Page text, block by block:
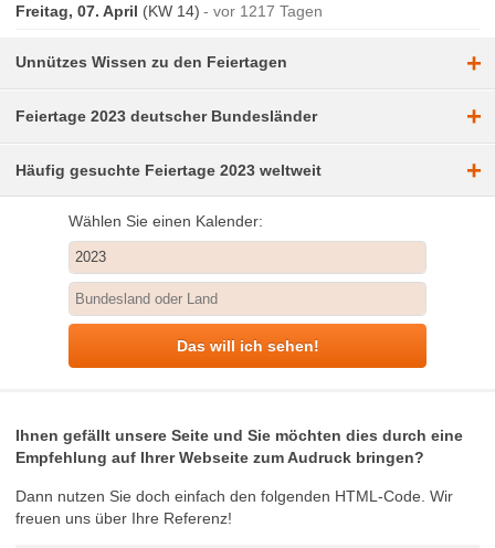
Freitag, 07. April (KW 14) vor 1217 Tagen
Unnützes Wissen zu den Feiertagen +
Feiertage 2023 deutscher Bundesländer +
Häufig gesuchte Feiertage 2023 weltweit +
Wählen Sie einen Kalender:
Das will ich sehen!
Ihnen gefällt unsere Seite und Sie möchten dies durch eine
Empfehlung auf Ihrer Webseite zum Audruck bringen?
Dann nutzen Sie doch einfach den folgenden HTML-Code. Wir
freuen uns über Ihre Referenz!